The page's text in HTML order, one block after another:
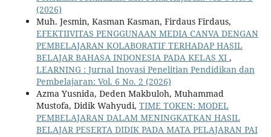
(2026)
Muh. Jesmin, Kasman Kasman, Firdaus Firdaus,
EFEKTIIVITAS PENGGUNAAN MEDIA CANVA DENGAN
PEMBELAJARAN KOLABORATIF TERHADAP HASIL
BELAJAR BAHASA INDONESIA PADA KELAS XI ,
LEARNING : Jurnal Inovasi Penelitian Pendidikan dan
Pembelajaran: Vol. 6 No. 2 (2026)
Azma Yusnida, Deden Makbuloh, Muhammad
Mustofa, Didik Wahyudi, TIME TOKEN: MODEL
PEMBELAJARAN DALAM MENINGKATKAN HASIL
BELAJAR PESERTA DIDIK PADA MATA PELAJARAN PAI